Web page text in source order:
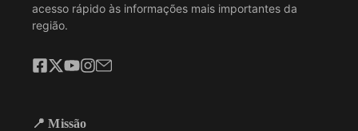
acesso rápido às informações mais importantes da
região.
📍 Missão